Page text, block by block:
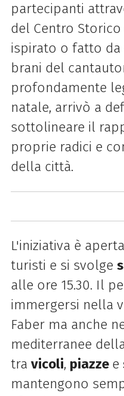
partecipanti
del Centro
ispirato o fatto
brani del
profondamente
natale, arrivò a
sottolineare il
proprie radici e
della città.
L'iniziativa è
turisti e si svolge
alle ore 15.30. Il
immergersi nella
Faber ma anche
mediterranee
tra vicoli, piazze e
mantengono